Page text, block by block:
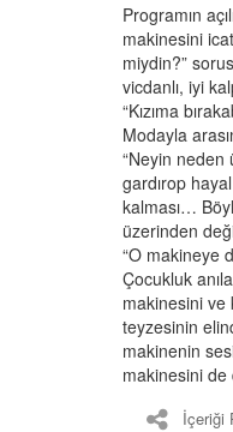
Programın
makinesini
miydin?”
vicdanlı, iyi
“Kızıma
Modayla
“Neyin neden
gardırop
kalması…
üzerinden
“O makineye
Çocukluk
makinesini ve
teyzesinin
makinenin
makinesini de
İçeriği